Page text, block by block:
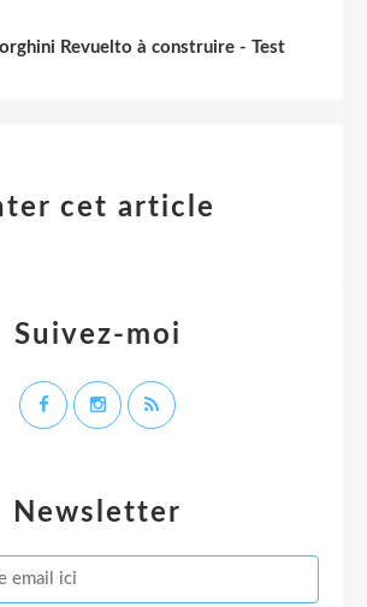
Revuelto à construire - Test
cet article
Newsletter
Suivez-moi